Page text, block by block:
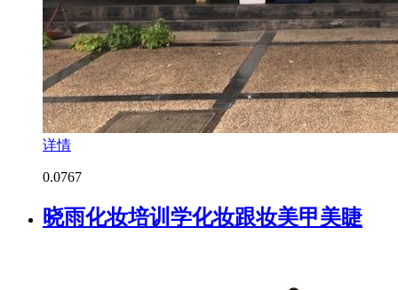
详情
0.0767
晓雨化妆培训学化妆跟妆美甲美睫